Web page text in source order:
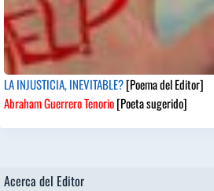
LA INJUSTICIA, INEVITABLE?[Poema del Editor]
Abraham Guerrero Tenorio[Poeta sugerido]
Acerca del Editor